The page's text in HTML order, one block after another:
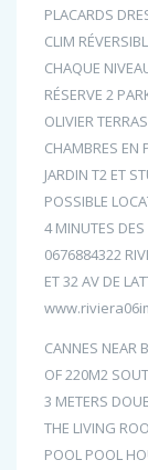
PLACARDS
CLIM
CHAQUE
RÉSERVE 2
OLIVIER
CHAMBRES EN
JARDIN T2 ET
POSSIBLE
4 MINUTES
0676884322
ET 32 AV DE
CANNES NEAR
OF 220M2
3 METERS
THE LIVING
POOL POOL